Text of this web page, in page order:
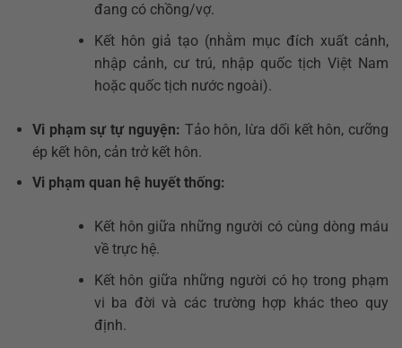
đang có chồng/vợ.
Kết hôn giả tạo (nhằm mục đích xuất cảnh,
nhập cảnh, cư trú, nhập quốc tịch Việt Nam
hoặc quốc tịch nước ngoài).
Vi phạm sự tự nguyện: Tảo hôn, lừa dối kết hôn, cưỡng
ép kết hôn, cản trở kết hôn.
Vi phạm quan hệ huyết thống:
Kết hôn giữa những người có cùng dòng máu
về trực hệ.
Kết hôn giữa những người có họ trong phạm
vi ba đời và các trường hợp khác theo quy
định.